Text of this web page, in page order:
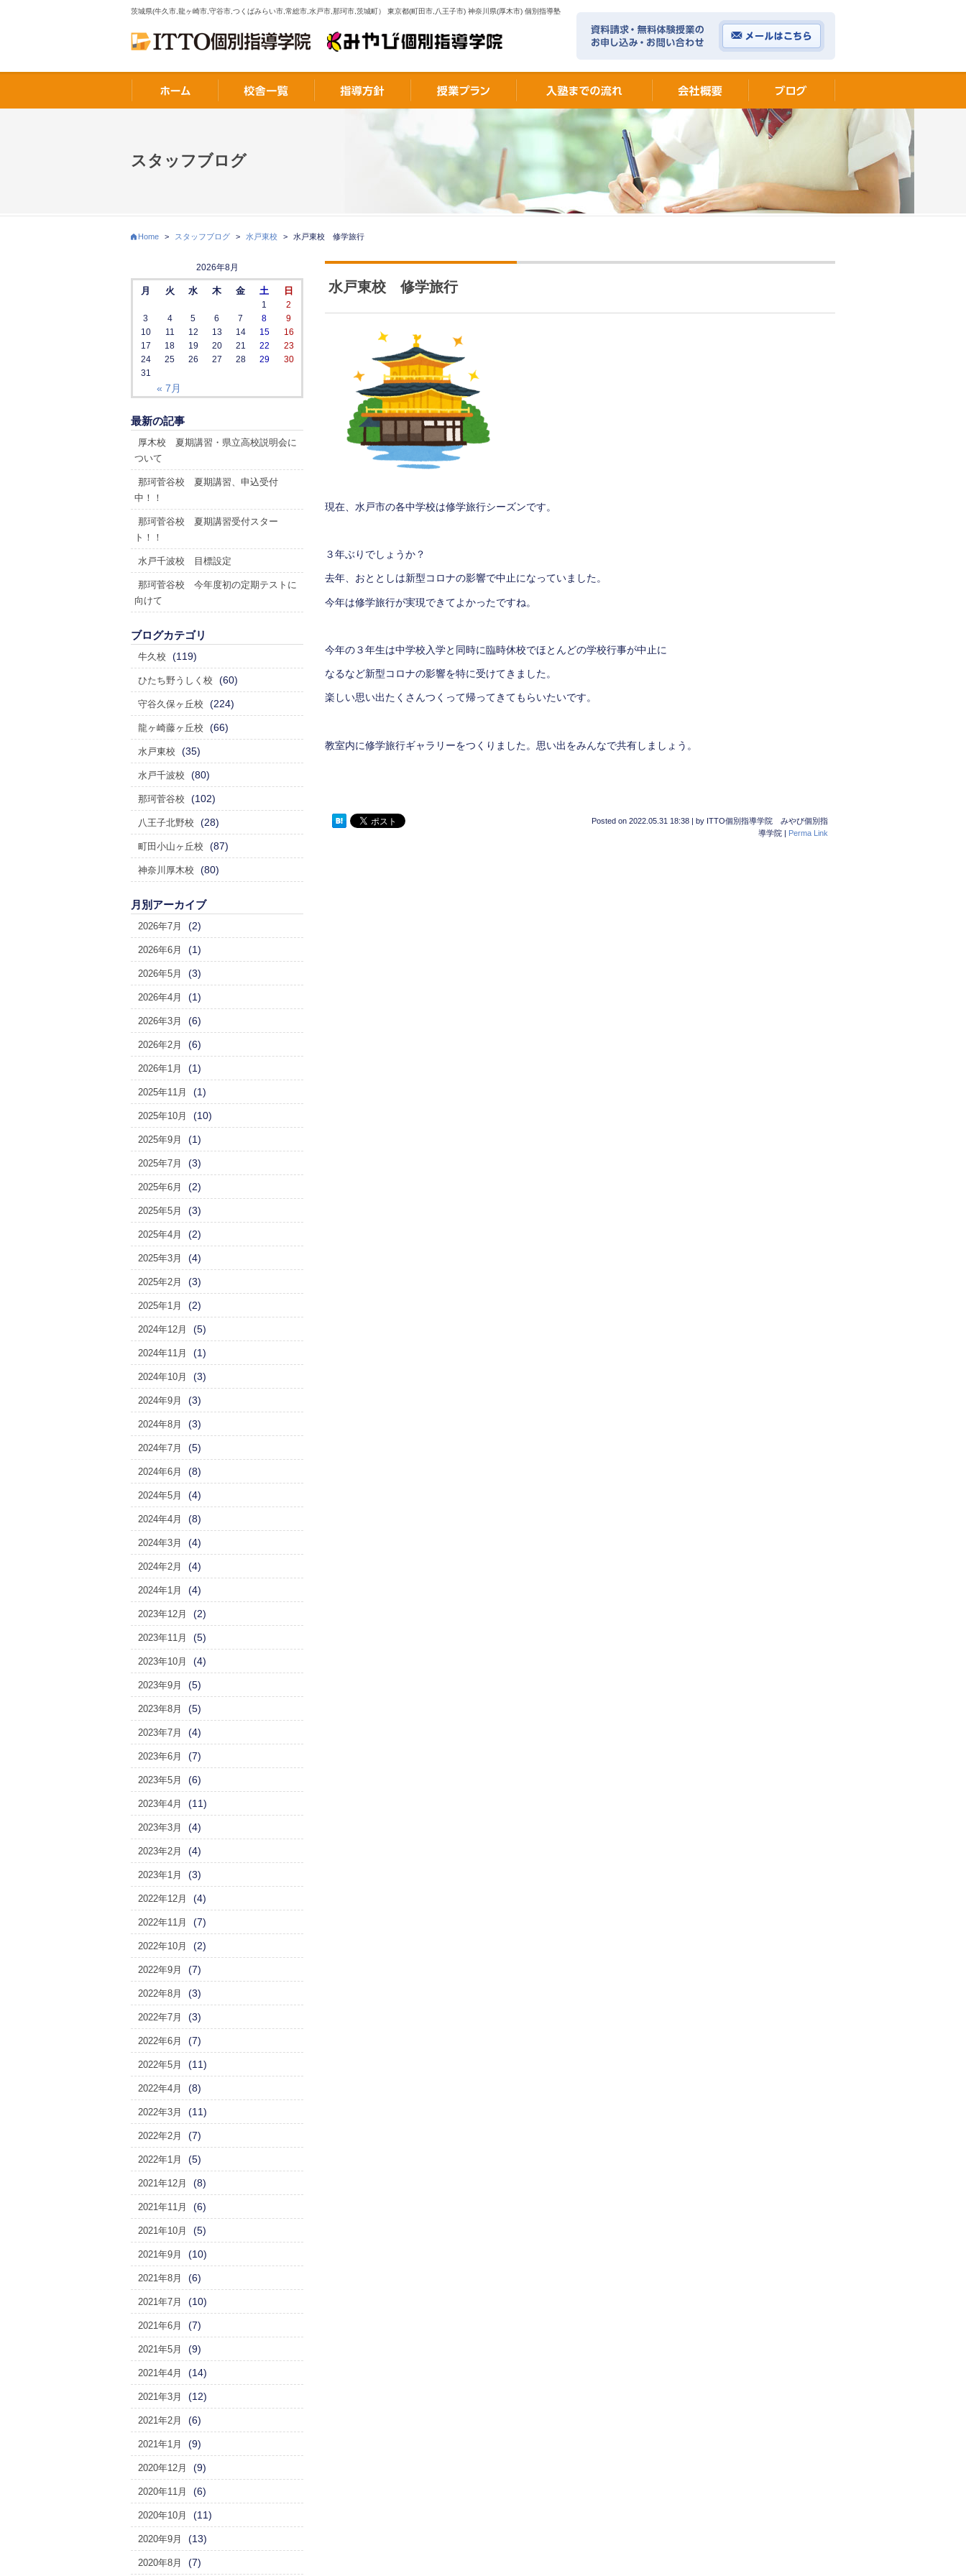
茨城県(牛久市,龍ヶ崎市,守谷市,つくばみらい市,常総市,水戸市,那珂市,茨城町） 東京都(町田市,八王子市) 神奈川県(厚木市) 個別指導塾
スタッフブログ
Home > スタッフブログ > 水戸東校 > 水戸東校 修学旅行
水戸東校 修学旅行
現在、水戸市の各中学校は修学旅行シーズンです。
３年ぶりでしょうか？
去年、おととしは新型コロナの影響で中止になっていました。
今年は修学旅行が実現できてよかったですね。
今年の３年生は中学校入学と同時に臨時休校でほとんどの学校行事が中止に
なるなど新型コロナの影響を特に受けてきました。
楽しい思い出たくさんつくって帰ってきてもらいたいです。
教室内に修学旅行ギャラリーをつくりました。思い出をみんなで共有しましょう。
Posted on 2022.05.31 18:38 | by ITTO個別指導学院 みやび個別指
導学院 | Perma Link
2026年8月
月 火 水 木 金 土 日
« 7月
1
2
3
4 5 6 7 8
9
10
11 12 13 14 15
16
17
18 19 20 21 22
23
24
25 26 27 28 29
30
31
最新の記事
厚木校 夏期講習・県立高校説明会に
ついて
那珂菅谷校 夏期講習、申込受付
中！！
那珂菅谷校 夏期講習受付スター
ト！！
水戸千波校 目標設定
那珂菅谷校 今年度初の定期テストに
向けて
ブログカテゴリ
牛久校 (119)
ひたち野うしく校 (60)
守谷久保ヶ丘校 (224)
龍ヶ崎藤ヶ丘校 (66)
水戸東校 (35)
水戸千波校 (80)
那珂菅谷校 (102)
八王子北野校 (28)
町田小山ヶ丘校 (87)
神奈川厚木校 (80)
月別アーカイブ
2026年7月 (2)
2026年6月 (1)
2026年5月 (3)
2026年4月 (1)
2026年3月 (6)
2026年2月 (6)
2026年1月 (1)
2025年11月 (1)
2025年10月 (10)
2025年9月 (1)
2025年7月 (3)
2025年6月 (2)
2025年5月 (3)
2025年4月 (2)
2025年3月 (4)
2025年2月 (3)
2025年1月 (2)
2024年12月 (5)
2024年11月 (1)
2024年10月 (3)
2024年9月 (3)
2024年8月 (3)
2024年7月 (5)
2024年6月 (8)
2024年5月 (4)
2024年4月 (8)
2024年3月 (4)
2024年2月 (4)
2024年1月 (4)
2023年12月 (2)
2023年11月 (5)
2023年10月 (4)
2023年9月 (5)
2023年8月 (5)
2023年7月 (4)
2023年6月 (7)
2023年5月 (6)
2023年4月 (11)
2023年3月 (4)
2023年2月 (4)
2023年1月 (3)
2022年12月 (4)
2022年11月 (7)
2022年10月 (2)
2022年9月 (7)
2022年8月 (3)
2022年7月 (3)
2022年6月 (7)
2022年5月 (11)
2022年4月 (8)
2022年3月 (11)
2022年2月 (7)
2022年1月 (5)
2021年12月 (8)
2021年11月 (6)
2021年10月 (5)
2021年9月 (10)
2021年8月 (6)
2021年7月 (10)
2021年6月 (7)
2021年5月 (9)
2021年4月 (14)
2021年3月 (12)
2021年2月 (6)
2021年1月 (9)
2020年12月 (9)
2020年11月 (6)
2020年10月 (11)
2020年9月 (13)
2020年8月 (7)